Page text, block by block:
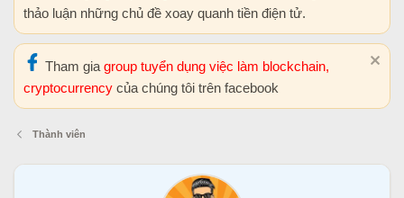
thảo luận những chủ đề xoay quanh tiền điện tử.
Tham gia group tuyển dụng việc làm blockchain,
cryptocurrency của chúng tôi trên facebook
Thành viên